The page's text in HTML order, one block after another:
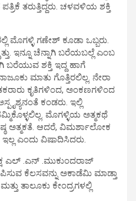
ತರುತ್ತಿದ್ದರು. ಚಳವಳಿಯ ಶಕ್ತಿ
ಮೊಗಳ್ಳಿ ಗಣೇಶ್ ಕೂಡಾ ಒಬ್ಬರು.
ಇನ್ನೂ ಚೆನ್ನಾಗಿ ಬರೆಯಬಲ್ಲೆ ಎಂಬ
ಬರೆಯುವ ಶಕ್ತಿ ಇದ್ದ ಹಾಗೆ
ಮಾತು ಗೊತ್ತಿರಲಿಲ್ಲ. ನೇರಾ
ತಕರಾರು ಕೃತಿಗಳಿಂದ, ಅಂಕಣಗಳಿಂದ
ಕಂಡರು. ಇಲ್ಲಿ
ಮೊಗಳ್ಳಿಯ ಅತ್ಮಕಥೆ
ಅತ್ಮಕತೆ. ಆದರೆ, ವಿಮರ್ಶಾಲೋಕ
ಇಲ್ಲ ಎಂದು ವಿಷಾದಿಸಿದರು.
ಎಲ್ .ಎನ್ .ಮುಕುಂದರಾಜ್
ಕೆಲಸವನ್ನು ಅಕಾಡೆಮಿ ಮಾಡ್ತಾ
ತಾಲೂಕು ಕೇಂದ್ರಗಳಲ್ಲಿ